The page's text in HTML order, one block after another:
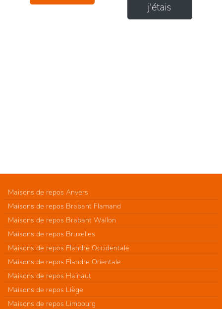
j'étais
Maisons de repos Anvers
Maisons de repos Brabant Flamand
Maisons de repos Brabant Wallon
Maisons de repos Bruxelles
Maisons de repos Flandre Occidentale
Maisons de repos Flandre Orientale
Maisons de repos Hainaut
Maisons de repos Liège
Maisons de repos Limbourg